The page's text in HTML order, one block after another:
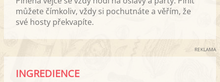
můžete čímkoliv, vždy si pochutnáte a věřím, že
své hosty překvapíte.
REKLAMA
INGREDIENCE